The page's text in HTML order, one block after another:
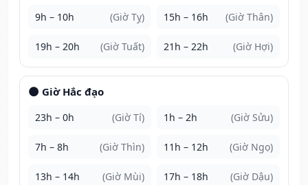
9h – 10h (Giờ Tỵ) 15h – 16h (Giờ Thân)
19h – 20h (Giờ Tuất) 21h – 22h (Giờ Hợi)
🌑 Giờ Hắc đạo
23h – 0h (Giờ Tí) 1h – 2h (Giờ Sửu)
7h – 8h (Giờ Thìn) 11h – 12h (Giờ Ngọ)
13h – 14h (Giờ Mùi) 17h – 18h (Giờ Dậu)